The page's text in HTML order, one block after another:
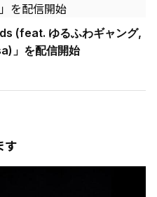
(feat. ゆるふわギャング,
」を配信開始
す